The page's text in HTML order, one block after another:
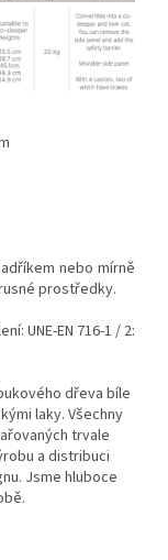
nebo mírně
prostředky.
UNE-EN 716-1 / 2:
dřeva bíle
laky. Všechny
trvale
a distribuci
Jsme hluboce